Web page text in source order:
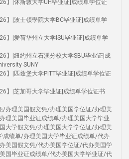
】|休斯敦大学UH毕业证|成绩单学位证
】|波士顿學院大学BC毕业证|成绩单学
】|爱荷华州立大学ISU毕业证|成绩单学
】|纽约州立石溪分校大学SBU毕业证|成
SUNY
】|匹兹堡大学PITT毕业证|成绩单学位证
】|芝加哥大学毕业证|成绩单学位证书
/办理美国假文凭/办理美国学位证/办理美
理美国毕业证成绩单/办理美国大学毕业
大学假文凭/办理美国大学学位证/办理美
成绩单/办理美国大学毕业证成绩单/代办
美国假文凭/代办美国学位证/代办美国学
国毕业证成绩单/代办美国大学毕业证/代